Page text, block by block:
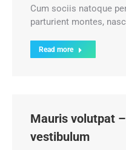
Cum sociis natoque
parturient montes,
Read more
Mauris volutpat
vestibulum